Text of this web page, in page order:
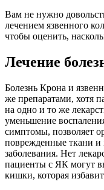
Вам не нужно
лечением язвенного
чтобы оценить,
Лечение
Болезнь Крона и
же препаратами, хотя
на одно и то же
уменьшение
симптомы, позволяет
поврежденные ткани и
заболевания. Нет
пациенты с ЯК могут
кишки, которая